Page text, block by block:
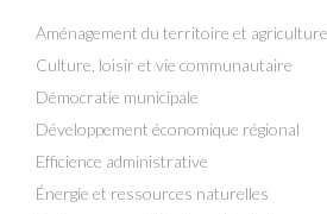
Aménagement du territoire et agriculture
Culture, loisir et vie communautaire
Démocratie municipale
Développement économique régional
Efficience administrative
Énergie et ressources naturelles